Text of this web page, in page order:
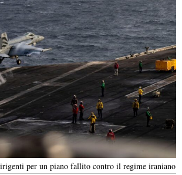
per un piano fallito contro il regime iraniano